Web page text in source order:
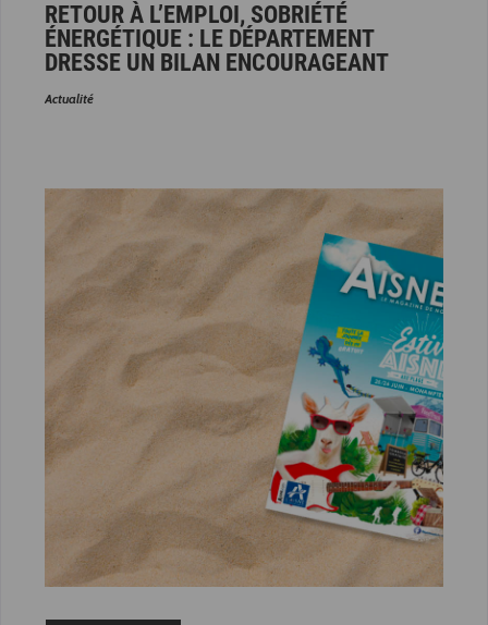
RETOUR À L’EMPLOI, SOBRIÉTÉ
ÉNERGÉTIQUE : LE DÉPARTEMENT
DRESSE UN BILAN ENCOURAGEANT
Actualité